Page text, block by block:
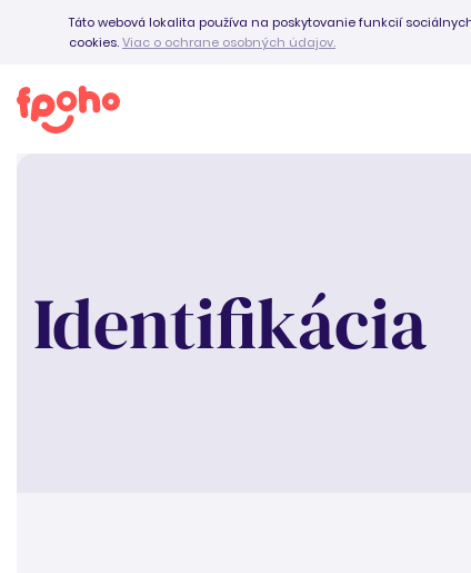
Táto webová lokalita používa na poskytovanie funkcií
cookies.Viac o ochrane osobných údajov.
Identifikácia